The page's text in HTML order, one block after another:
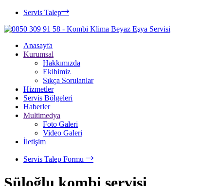
Servis Talep
Anasayfa
Kurumsal
Hakkımızda
Ekibimiz
Sıkça Sorulanlar
Hizmetler
Servis Bölgeleri
Haberler
Multimedya
Foto Galeri
Video Galeri
İletişim
Servis Talep Formu